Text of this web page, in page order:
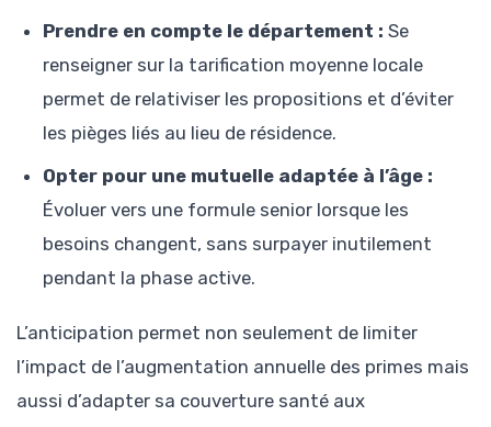
Prendre en compte le département : Se
renseigner sur la tarification moyenne locale
permet de relativiser les propositions et d’éviter
les pièges liés au lieu de résidence.
Opter pour une mutuelle adaptée à l’âge :
Évoluer vers une formule senior lorsque les
besoins changent, sans surpayer inutilement
pendant la phase active.
L’anticipation permet non seulement de limiter
l’impact de l’augmentation annuelle des primes mais
aussi d’adapter sa couverture santé aux